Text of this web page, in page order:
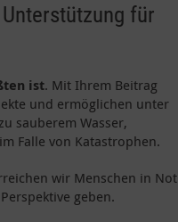
für
ist. Mit Ihrem Beitrag
und ermöglichen unter
sauberem Wasser,
Falle von Katastrophen.
wir Menschen in Not
geben.